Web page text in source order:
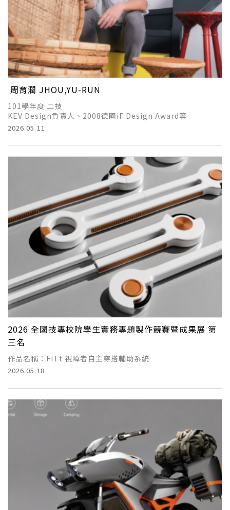
周育潤 JHOU,YU-RUN
101學年度 二技
KEV Design負責人、2008德國iF Design Award等
2026.05.11
2026 全國技專校院學生實務專題製作競賽暨成果展 第
三名
作品名稱：FiTt 視障者自主穿搭輔助系統
2026.05.18